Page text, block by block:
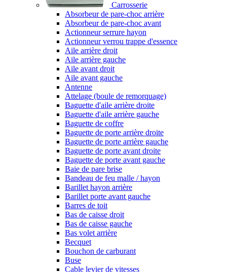
Carrosserie
Absorbeur de pare-choc arrière
Absorbeur de pare-choc avant
Actionneur serrure hayon
Actionneur verrou trappe d'essence
Aile arrière droit
Aile arrière gauche
Aile avant droit
Aile avant gauche
Antenne
Attelage (boule de remorquage)
Baguette d'aile arrière droite
Baguette d'aile arrière gauche
Baguette de coffre
Baguette de porte arrière droite
Baguette de porte arrière gauche
Baguette de porte avant droite
Baguette de porte avant gauche
Baie de pare brise
Bandeau de feu malle / hayon
Barillet hayon arrière
Barillet porte avant gauche
Barres de toit
Bas de caisse droit
Bas de caisse gauche
Bas volet arrière
Becquet
Bouchon de carburant
Buse
Cable levier de vitesses